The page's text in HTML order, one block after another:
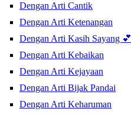
Dengan Arti Cantik
Dengan Arti Ketenangan
Dengan Arti Kasih Sayang 💕
Dengan Arti Kebaikan
Dengan Arti Kejayaan
Dengan Arti Bijak Pandai
Dengan Arti Keharuman